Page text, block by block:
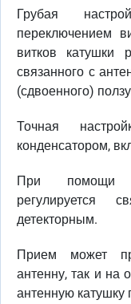
Грубая
переключением
витков катушки
связанного с
(сдвоенного)
Точная
конденсатором,
При помощи
регулируется
детекторным.
Прием может
антенну, так и на
антенную